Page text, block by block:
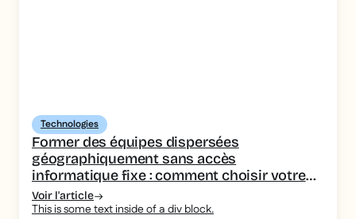
Technologies
Former des équipes dispersées
géographiquement sans accès
informatique fixe : comment choisir votre
outil de formation
Voir l'article
This is some text inside of a div block.